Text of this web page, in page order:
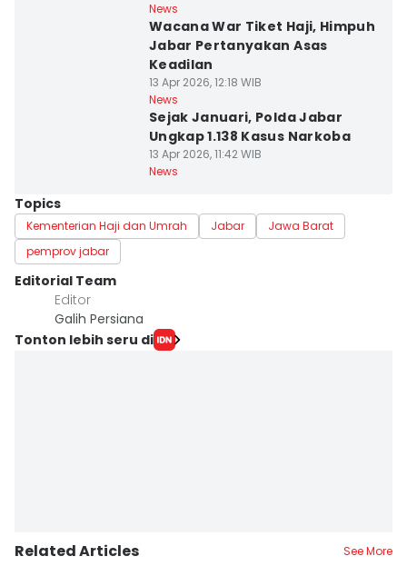
News
Wacana War Tiket Haji, Himpuh
Jabar Pertanyakan Asas
Keadilan
13 Apr 2026, 12:18 WIB
News
Sejak Januari, Polda Jabar
Ungkap 1.138 Kasus Narkoba
13 Apr 2026, 11:42 WIB
News
Topics
Kementerian Haji dan Umrah Jabar
Jawa Barat
pemprov jabar
Editorial Team
Editor
Galih Persiana
Tonton lebih seru di
Related Articles See More